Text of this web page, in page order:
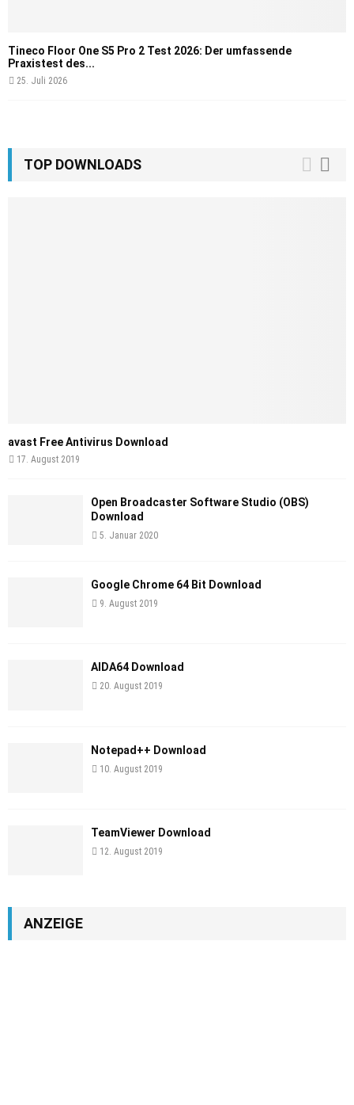
Tineco Floor One S5 Pro 2 Test 2026: Der umfassende
Praxistest des...
25. Juli 2026
TOP DOWNLOADS
avast Free Antivirus Download
17. August 2019
Open Broadcaster Software Studio (OBS)
Download
5. Januar 2020
Google Chrome 64 Bit Download
9. August 2019
AIDA64 Download
20. August 2019
Notepad++ Download
10. August 2019
TeamViewer Download
12. August 2019
ANZEIGE